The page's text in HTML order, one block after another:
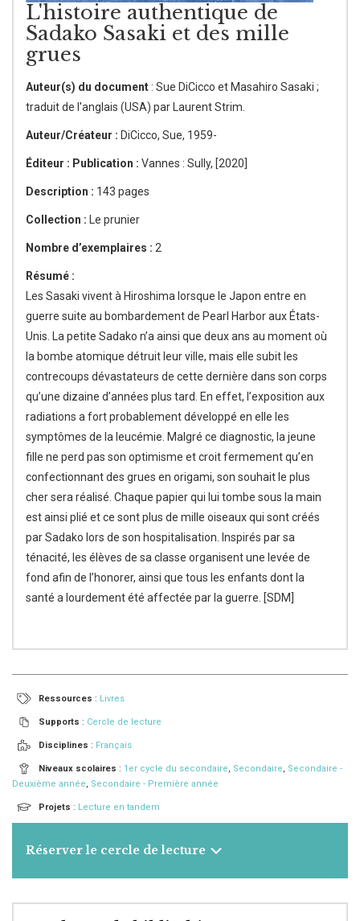
L'histoire authentique de
Sadako Sasaki et des mille
grues
Auteur(s) du document : Sue DiCicco et Masahiro Sasaki ;
traduit de l'anglais (USA) par Laurent Strim.
Auteur/Créateur : DiCicco, Sue, 1959-
Éditeur : Publication : Vannes : Sully, [2020]
Description : 143 pages
Collection : Le prunier
Nombre d’exemplaires : 2
Résumé :
Les Sasaki vivent à Hiroshima lorsque le Japon entre en
guerre suite au bombardement de Pearl Harbor aux États-
Unis. La petite Sadako n’a ainsi que deux ans au moment où
la bombe atomique détruit leur ville, mais elle subit les
contrecoups dévastateurs de cette dernière dans son corps
qu’une dizaine d’années plus tard. En effet, l’exposition aux
radiations a fort probablement développé en elle les
symptômes de la leucémie. Malgré ce diagnostic, la jeune
fille ne perd pas son optimisme et croit fermement qu’en
confectionnant des grues en origami, son souhait le plus
cher sera réalisé. Chaque papier qui lui tombe sous la main
est ainsi plié et ce sont plus de mille oiseaux qui sont créés
par Sadako lors de son hospitalisation. Inspirés par sa
ténacité, les élèves de sa classe organisent une levée de
fond afin de l’honorer, ainsi que tous les enfants dont la
santé a lourdement été affectée par la guerre. [SDM]
Ressources : Livres
Supports : Cercle de lecture
Disciplines : Français
Niveaux scolaires : 1er cycle du secondaire, Secondaire, Secondaire -
Deuxième année, Secondaire - Première année
Projets : Lecture en tandem
Réserver le cercle de lecture